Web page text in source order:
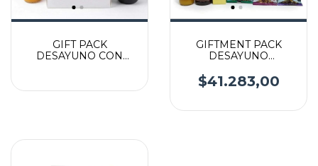
GIFT PACK
DESAYUNO CON
GIFTMENT PACK
DESAYUNO
$41.283,00